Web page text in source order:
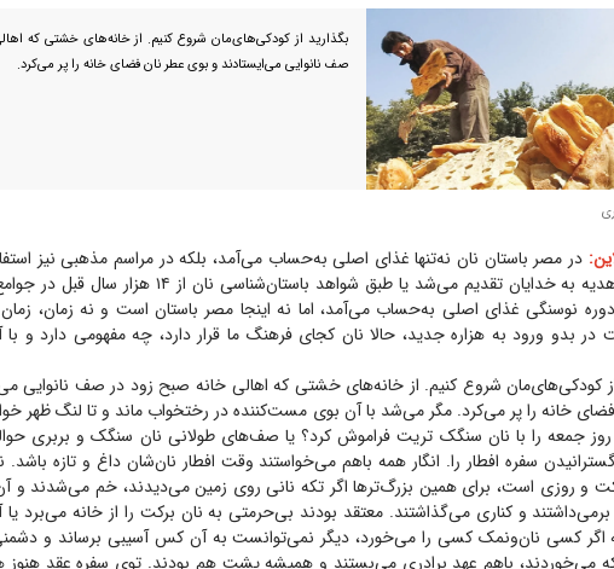
بگذارید از کودکی‌های‌مان شروع کنیم. از خانه‌های خشتی که
صف نانوایی می‌ایستادند و بوی عطر نان فضای خانه را پر می‌کرد.
در مصر باستان نان نه‌تنها غذای اصلی به‌حساب می‌آمد، بلکه در مراسم مذهبی نیز
به‌عنوان هدیه به خدایان تقدیم می‌شد یا طبق شواهد
نوسنگی غذای اصلی به‌حساب می‌آمد، اما نه اینجا مصر باستان است و نه زمان،
در بدو ورود به هزاره جدید، حالا نان کجای فرهنگ ما قرار دارد، چه مفهومی دارد و
کودکی‌های‌مان شروع کنیم. از خانه‌های خشتی که اهالی خانه صبح زود در صف نانوایی
خانه را پر می‌کرد. مگر می‌شد با آن بوی مست‌کننده در رختخواب ماند و تا لنگ ظهر
جمعه را با نان سنگک تریت فراموش کرد؟ یا صف‌های طولانی نان سنگک و بربری
سفره افطار را. انگار همه باهم می‌خواستند وقت افطار نان‌شان داغ و تازه
و روزی ا‌ست، برای همین بزرگ‌تر‌ها اگر تکه نانی روی زمین می‌دیدند، خم می‌شدند و
و کناری می‌گذاشتند. معتقد بودند بی‌حرمتی به نان برکت را از خانه می‌برد
کسی نان‌ونمک کسی را می‌خورد، دیگر نمی‌توانست به آن کس آسیبی برساند و
می‌خوردند، باهم عهد برادری می‌بستند و همیشه پشت هم بودند. توی سفره عقد هنوز